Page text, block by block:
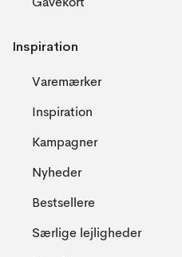
Gavekort
Inspiration
Varemærker
Inspiration
Kampagner
Nyheder
Bestsellere
Særlige lejligheder